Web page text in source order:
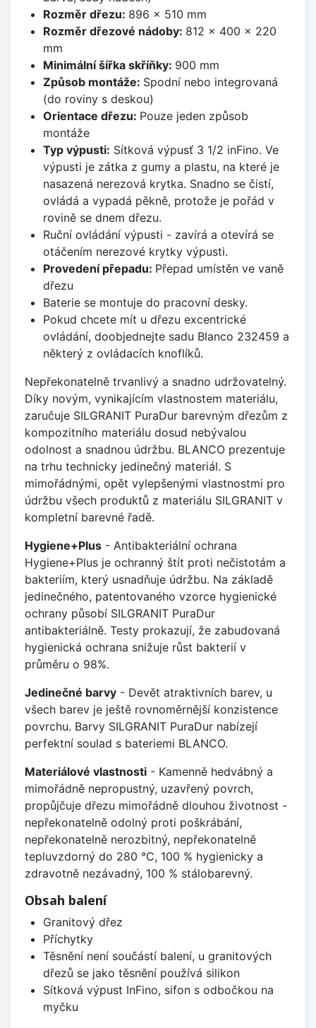
Rozměr dřezu: 896 x 510 mm
Rozměr dřezové nádoby: 812 x 400 x 220
mm
Minimální šířka skříňky: 900 mm
Způsob montáže: Spodní nebo integrovaná
(do roviny s deskou)
Orientace dřezu: Pouze jeden způsob
montáže
Typ výpusti: Sítková výpusť 3 1/2 inFino. Ve
výpusti je zátka z gumy a plastu, na které je
nasazená nerezová krytka. Snadno se čistí,
ovládá a vypadá pěkně, protože je pořád v
rovině se dnem dřezu.
Ruční ovládání výpusti - zavírá a otevírá se
otáčením nerezové krytky výpusti.
Provedení přepadu: Přepad umístěn ve vaně
dřezu
Baterie se montuje do pracovní desky.
Pokud chcete mít u dřezu excentrické
ovládání, doobjednejte sadu Blanco 232459 a
některý z ovládacích knoflíků.
Nepřekonatelně trvanlivý a snadno udržovatelný.
Díky novým, vynikajícím vlastnostem materiálu,
zaručuje SILGRANIT PuraDur barevným dřezům z
kompozitního materiálu dosud nebývalou
odolnost a snadnou údržbu. BLANCO prezentuje
na trhu technicky jedinečný materiál. S
mimořádnými, opět vylepšenými vlastnostmi pro
údržbu všech produktů z materiálu SILGRANIT v
kompletní barevné řadě.
Hygiene+Plus - Antibakteriální ochrana
Hygiene+Plus je ochranný štít proti nečistotám a
bakteriím, který usnadňuje údržbu. Na základě
jedinečného, patentovaného vzorce hygienické
ochrany působí SILGRANIT PuraDur
antibakteriálně. Testy prokazují, že zabudovaná
hygienická ochrana snižuje růst bakterií v
průměru o 98%.
Jedinečné barvy - Devět atraktivních barev, u
všech barev je ještě rovnoměrnější konzistence
povrchu. Barvy SILGRANIT PuraDur nabízejí
perfektní soulad s bateriemi BLANCO.
Materiálové vlastnosti - Kamenně hedvábný a
mimořádně nepropustný, uzavřený povrch,
propůjčuje dřezu mimořádně dlouhou životnost -
nepřekonatelně odolný proti poškrábání,
nepřekonatelně nerozbitný, nepřekonatelně
tepluvzdorný do 280 °C, 100 % hygienicky a
zdravotně nezávadný, 100 % stálobarevný.
Obsah balení
Granitový dřez
Příchytky
Těsnění není součástí balení, u granitových
dřezů se jako těsnění používá silikon
Sítková výpust InFino, sifon s odbočkou na
myčku